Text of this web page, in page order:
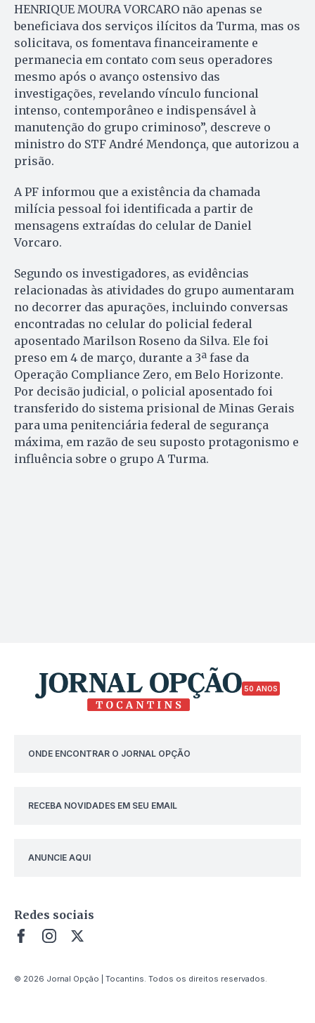
HENRIQUE MOURA VORCARO não apenas se
beneficiava dos serviços ilícitos da Turma, mas os
solicitava, os fomentava financeiramente e
permanecia em contato com seus operadores
mesmo após o avanço ostensivo das
investigações, revelando vínculo funcional
intenso, contemporâneo e indispensável à
manutenção do grupo criminoso”, descreve o
ministro do STF André Mendonça, que autorizou a
prisão.
A PF informou que a existência da chamada
milícia pessoal foi identificada a partir de
mensagens extraídas do celular de Daniel
Vorcaro.
Segundo os investigadores, as evidências
relacionadas às atividades do grupo aumentaram
no decorrer das apurações, incluindo conversas
encontradas no celular do policial federal
aposentado Marilson Roseno da Silva. Ele foi
preso em 4 de março, durante a 3ª fase da
Operação Compliance Zero, em Belo Horizonte.
Por decisão judicial, o policial aposentado foi
transferido do sistema prisional de Minas Gerais
para uma penitenciária federal de segurança
máxima, em razão de seu suposto protagonismo e
influência sobre o grupo A Turma.
50 ANOS
ONDE ENCONTRAR O JORNAL OPÇÃO
RECEBA NOVIDADES EM SEU EMAIL
ANUNCIE AQUI
Redes sociais
© 2026 Jornal Opção | Tocantins. Todos os direitos reservados.